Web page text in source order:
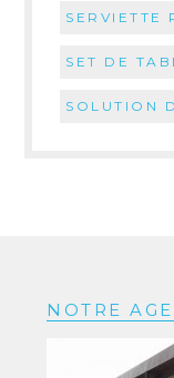
SERVIETTE
SET DE
SOLUTION
NOTRE